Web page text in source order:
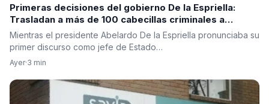
Primeras decisiones del gobierno De la Espriella:
Trasladan a más de 100 cabecillas criminales a
cárceles de máxima seguridad
Mientras el presidente Abelardo De la Espriella pronunciaba su
primer discurso como jefe de Estado…
Ayer·3 min